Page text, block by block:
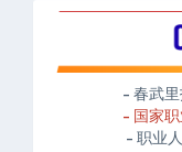
- 春武
- 国家